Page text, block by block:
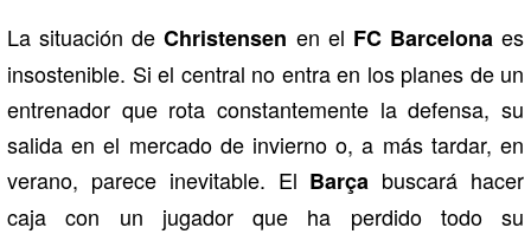
La situación deChristensen en el FC Barcelonaes
insostenible. Si el central no entra en los planes de un
entrenador que rota constantemente la defensa, su
salida en el mercado de invierno o, a más tardar, en
verano, parece inevitable. El Barça buscará hacer
caja con un jugador que ha perdido todo su